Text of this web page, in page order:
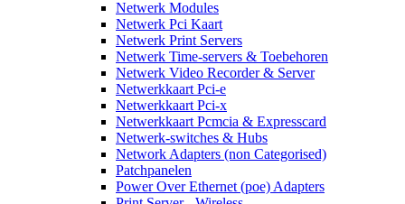
Netwerk Modules
Netwerk Pci Kaart
Netwerk Print Servers
Netwerk Time-servers & Toebehoren
Netwerk Video Recorder & Server
Netwerkkaart Pci-e
Netwerkkaart Pci-x
Netwerkkaart Pcmcia & Expresscard
Netwerk-switches & Hubs
Network Adapters (non Categorised)
Patchpanelen
Power Over Ethernet (poe) Adapters